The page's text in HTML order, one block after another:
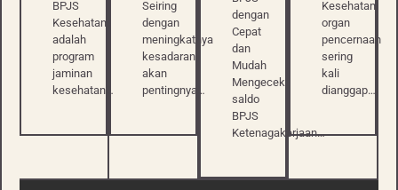
BPJS
Kesehatan
adalah
program
jaminan
kesehatan…
Seiring
dengan
meningkatnya
kesadaran
akan
pentingnya…
dengan
Cepat
dan
Mudah
Mengecek
saldo
BPJS
Ketenagakerjaan…
Kesehatan
organ
pencernaan
sering
kali
dianggap…